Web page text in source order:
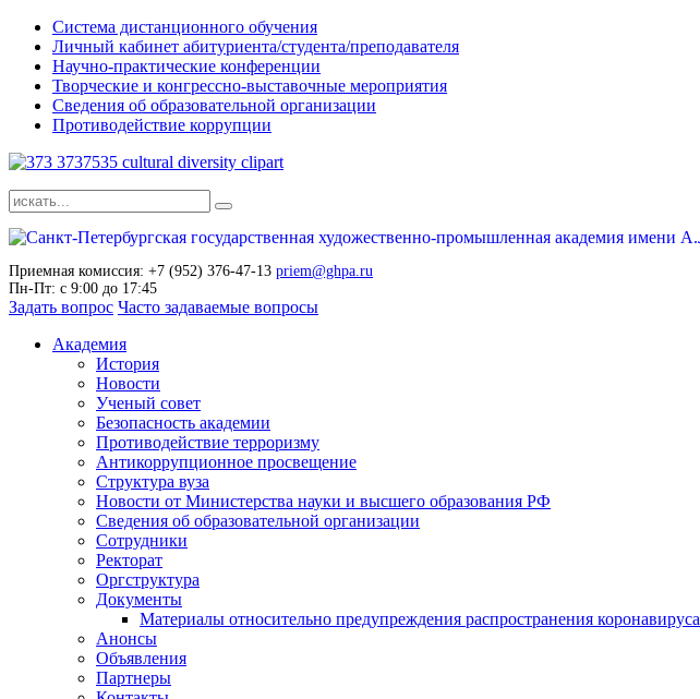
Система дистанционного обучения
Личный кабинет абитуриента/студента/преподавателя
Научно-практические конференции
Творческие и конгрессно-выставочные мероприятия
Сведения об образовательной организации
Противодействие коррупции
Приемная комиссия: +7 (952) 376-47-13 priem@ghpa.ru
Пн-Пт: с 9:00 до 17:45
Задать вопрос Часто задаваемые вопросы
Академия
История
Новости
Ученый совет
Безопасность академии
Противодействие терроризму
Антикоррупционное просвещение
Структура вуза
Новости от Министерства науки и высшего образования РФ
Сведения об образовательной организации
Сотрудники
Ректорат
Оргструктура
Документы
Материалы относительно предупреждения распространения коронавируса
Анонсы
Объявления
Партнеры